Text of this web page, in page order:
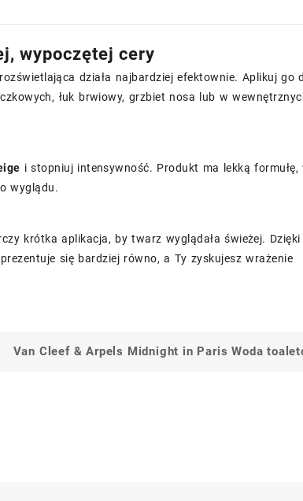
wypoczętej cery
działa najbardziej efektownie. Aplikuj go
łuk brwiowy, grzbiet nosa lub w
i stopniuj intensywność. Produkt ma lekką formułę,
wyglądu.
krótka aplikacja, by twarz wyglądała świeżej. Dzięki
się bardziej równo, a Ty zyskujesz wrażenie
Van Cleef & Arpels Midnight in Paris Woda